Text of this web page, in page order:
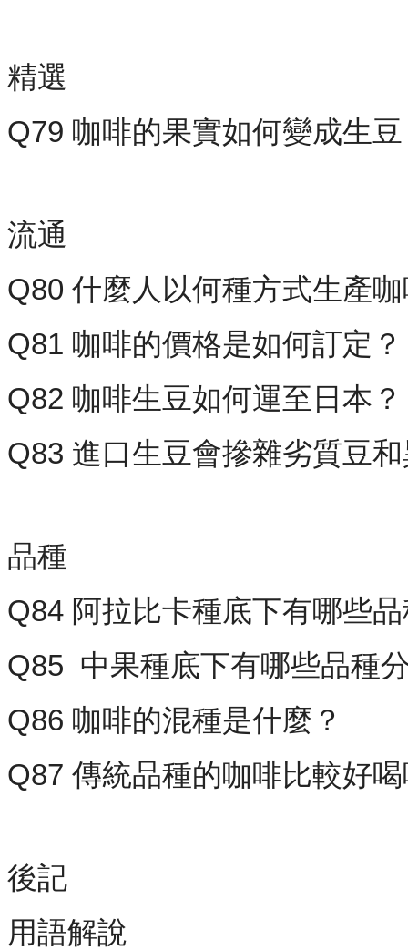
精選
Q79 咖啡的果實如何變成生
流通
Q80 什麼人以何種方式生產
Q81 咖啡的價格是如何訂定？
Q82 咖啡生豆如何運至日本？
Q83 進口生豆會摻雜劣質豆
品種
Q84 阿拉比卡種底下有哪些
Q85 中果種底下有哪些品種
Q86 咖啡的混種是什麼？
Q87 傳統品種的咖啡比較好
後記
用語解說